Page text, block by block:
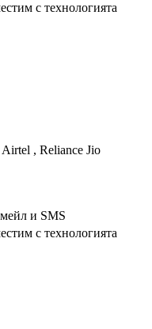
с технологията
, Reliance Jio
и SMS
с технологията